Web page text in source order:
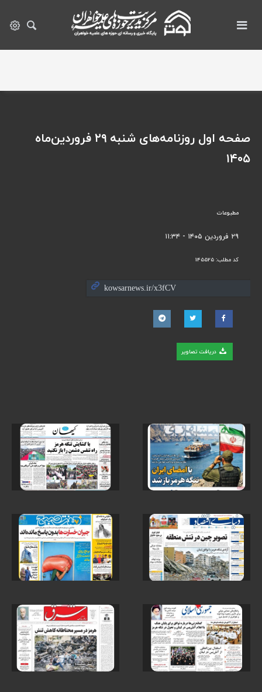
مطبوعات
۲۹ فروردین ۱۴۰۵ - ۱۱:۳۴
کد مطلب: 145525
دریافت تصاویر
صفحه اول روزنامه‌های شنبه ۲۹ فروردین‌ماه
۱۴۰۵